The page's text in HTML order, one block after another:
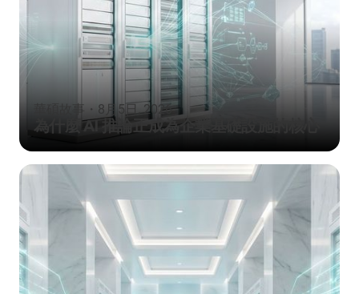
華碩故事 ・ 8月5日, 2026
為什麼 AI 推論正成為企業基礎設施的核心